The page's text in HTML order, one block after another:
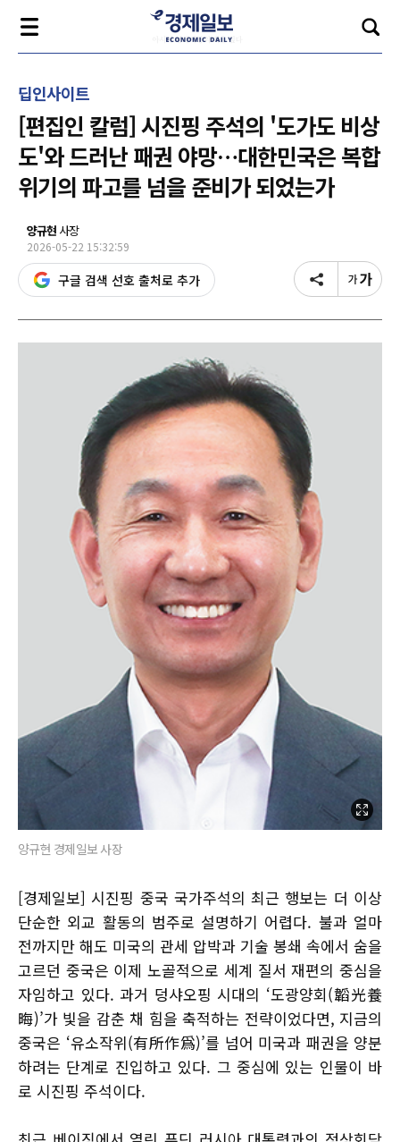
딥인사이트
[편집인 칼럼] 시진핑 주석의 '도가도 비상
도'와 드러난 패권 야망…대한민국은 복합
위기의 파고를 넘을 준비가 되었는가
양규현 사장
2026-05-22 15:32:59
구글 검색 선호 출처로 추가
양규현 경제일보 사장
[경제일보] 시진핑 중국 국가주석의 최근 행보는 더 이상
단순한 외교 활동의 범주로 설명하기 어렵다. 불과 얼마
전까지만 해도 미국의 관세 압박과 기술 봉쇄 속에서 숨을
고르던 중국은 이제 노골적으로 세계 질서 재편의 중심을
자임하고 있다. 과거 덩샤오핑 시대의 ‘도광양회(韜光養
晦)’가 빛을 감춘 채 힘을 축적하는 전략이었다면, 지금의
중국은 ‘유소작위(有所作爲)’를 넘어 미국과 패권을 양분
하려는 단계로 진입하고 있다. 그 중심에 있는 인물이 바
로 시진핑 주석이다.